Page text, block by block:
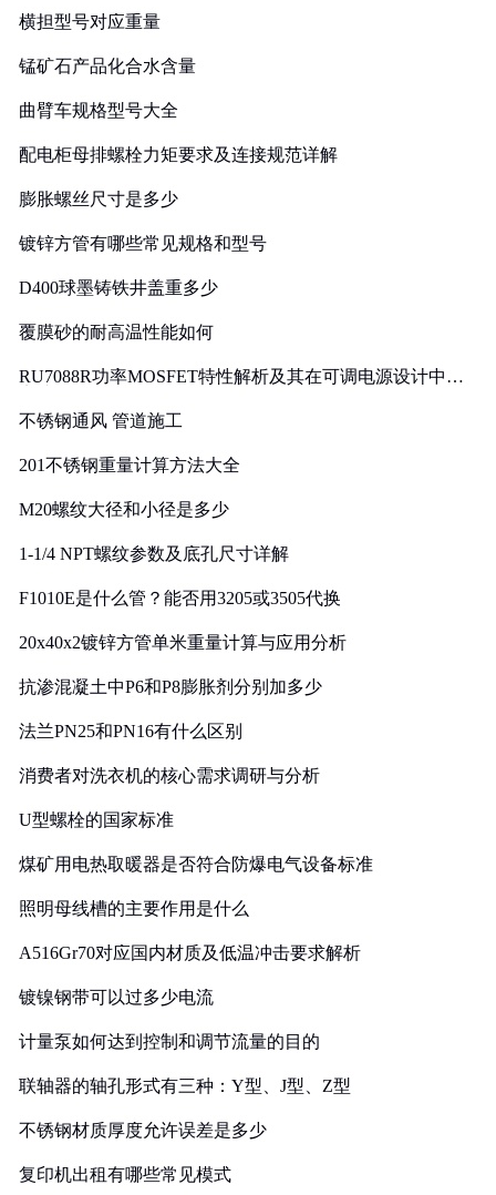
横担型号对应重量
锰矿石产品化合水含量
曲臂车规格型号大全
配电柜母排螺栓力矩要求及连接规范详解
膨胀螺丝尺寸是多少
镀锌方管有哪些常见规格和型号
D400球墨铸铁井盖重多少
覆膜砂的耐高温性能如何
RU7088R功率MOSFET特性解析及其在可调电源设计中的
不锈钢通风 管道施工
201不锈钢重量计算方法大全
M20螺纹大径和小径是多少
1-1/4 NPT螺纹参数及底孔尺寸详解
F1010E是什么管？能否用3205或3505代换
20x40x2镀锌方管单米重量计算与应用分析
抗渗混凝土中P6和P8膨胀剂分别加多少
法兰PN25和PN16有什么区别
消费者对洗衣机的核心需求调研与分析
U型螺栓的国家标准
煤矿用电热取暖器是否符合防爆电气设备标准
照明母线槽的主要作用是什么
A516Gr70对应国内材质及低温冲击要求解析
镀镍钢带可以过多少电流
计量泵如何达到控制和调节流量的目的
联轴器的轴孔形式有三种：Y型、J型、Z型
不锈钢材质厚度允许误差是多少
复印机出租有哪些常见模式